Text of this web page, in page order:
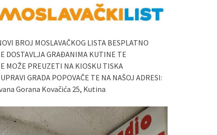
BROJ MOSLAVAČKOG LISTA BESPLATNO
DOSTAVLJA GRAĐANIMA KUTINE TE
MOŽE PREUZETI NA KIOSKU TISKA
GRADA POPOVAČE TE NA NAŠOJ ADRESI:
Gorana Kovačića 25, Kutina